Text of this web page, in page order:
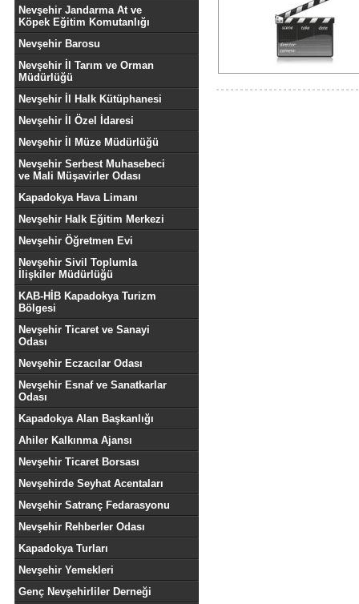
Nevşehir Jandarma At ve
Köpek Eğitim Komutanlığı
Nevşehir Barosu
Nevşehir İl Tarım ve Orman
Müdürlüğü
Nevşehir İl Halk Kütüphanesi
Nevşehir İl Özel İdaresi
Nevşehir İl Müze Müdürlüğü
Nevşehir Serbest Muhasebeci
ve Mali Müşavirler Odası
Kapadokya Hava Limanı
Nevşehir Halk Eğitim Merkezi
Nevşehir Öğretmen Evi
Nevşehir Sivil Toplumla
İlişkiler Müdürlüğü
KAB-HİB Kapadokya Turizm
Bölgesi
Nevşehir Ticaret ve Sanayi
Odası
Nevşehir Eczacılar Odası
Nevşehir Esnaf ve Sanatkarlar
Odası
Kapadokya Alan Başkanlığı
Ahiler Kalkınma Ajansı
Nevşehir Ticaret Borsası
Nevşehirde Seyhat Acentaları
Nevşehir Satranç Fedarasyonu
Nevşehir Rehberler Odası
Kapadokya Turları
Nevşehir Yemekleri
Genç Nevşehirliler Derneği